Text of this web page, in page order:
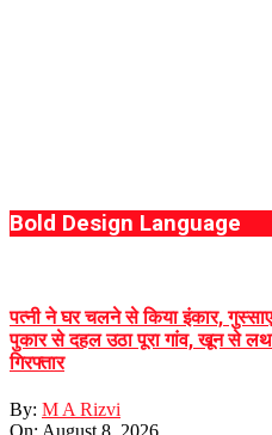
Bold Design Language
पत्नी ने घर चलने से किया इंकार,
पुकार से दहल उठा पूरा गांव, खून से
गिरफ्तार
By: M A Rizvi